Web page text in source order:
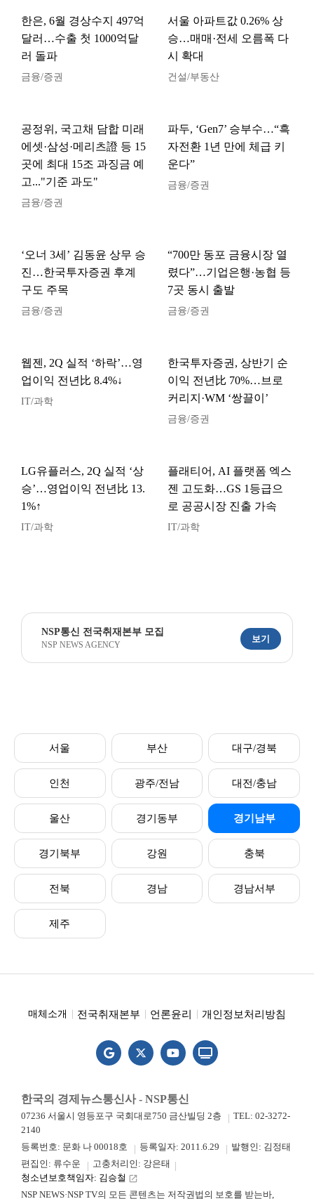
한은, 6월 경상수지 497억
달러…수출 첫 1000억달
러 돌파
금융/증권
서울 아파트값 0.26% 상
승…매매·전세 오름폭 다
시 확대
건설/부동산
공정위, 국고채 담합 미래
에셋·삼성·메리츠證 등 15
곳에 최대 15조 과징금 예
고..."기준 과도"
금융/증권
파두, ‘Gen7’ 승부수…“흑
자전환 1년 만에 체급 키
운다”
금융/증권
‘오너 3세’ 김동윤 상무 승
진…한국투자증권 후계
구도 주목
금융/증권
“700만 동포 금융시장 열
렸다”…기업은행·농협 등
7곳 동시 출발
금융/증권
웹젠, 2Q 실적 ‘하락’…영
업이익 전년比 8.4%↓
IT/과학
한국투자증권, 상반기 순
이익 전년比 70%…브로
커리지·WM ‘쌍끌이’
금융/증권
LG유플러스, 2Q 실적 ‘상
승’…영업이익 전년比 13.
1%↑
IT/과학
플래티어, AI 플랫폼 엑스
젠 고도화…GS 1등급으
로 공공시장 진출 가속
IT/과학
NSP통신 전국취재본부 모집
NSP NEWS AGENCY
보기
서울 부산 대구/경북
인천 광주/전남 대전/충남
울산 경기동부 경기남부
경기북부 강원 충북
전북 경남 경남서부
제주
매체소개 전국취재본부 언론윤리 개인정보처리방침
한국의 경제뉴스통신사 - NSP통신
07236 서울시 영등포구 국회대로750 금산빌딩 2층
TEL: 02-3272-
2140
등록번호: 문화 나 00018호
등록일자: 2011.6.29
발행인: 김정태
편집인: 류수운
고충처리인: 강은태
청소년보호책임자: 김승철 launch
NSP NEWS·NSP TV의 모든 콘텐츠는 저작권법의 보호를 받는바,